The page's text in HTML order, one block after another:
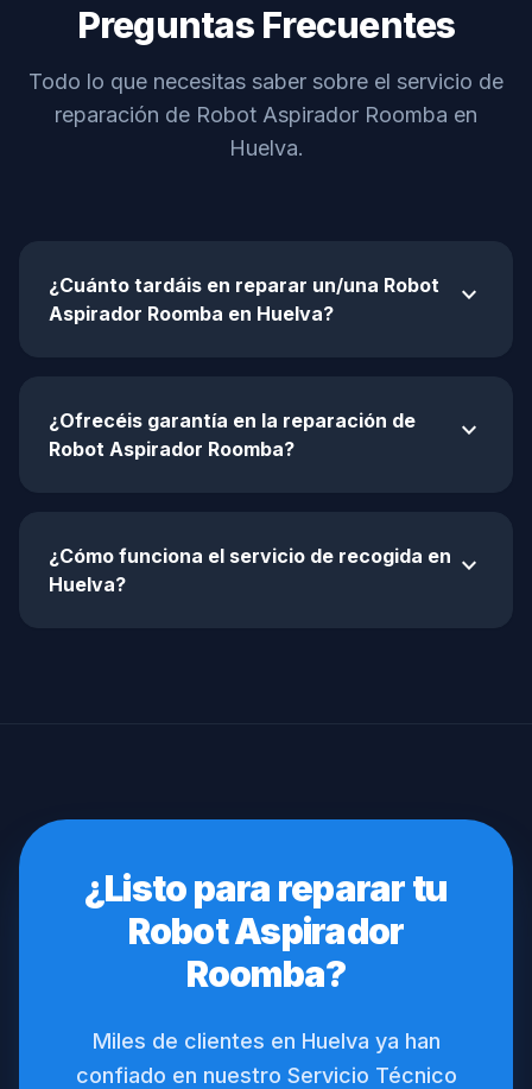
Preguntas Frecuentes
Todo lo que necesitas saber sobre el servicio de
reparación de Robot Aspirador Roomba en
Huelva.
¿Cuánto tardáis en reparar un/una Robot
Aspirador Roomba en Huelva?
expand_more
¿Ofrecéis garantía en la reparación de
Robot Aspirador Roomba?
expand_more
¿Cómo funciona el servicio de recogida en
Huelva?
expand_more
¿Listo para reparar tu
Robot Aspirador
Roomba?
Miles de clientes en Huelva ya han
confiado en nuestro Servicio Técnico